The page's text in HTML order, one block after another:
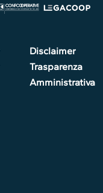
Disclaimer
Trasparenza
Amministrativa